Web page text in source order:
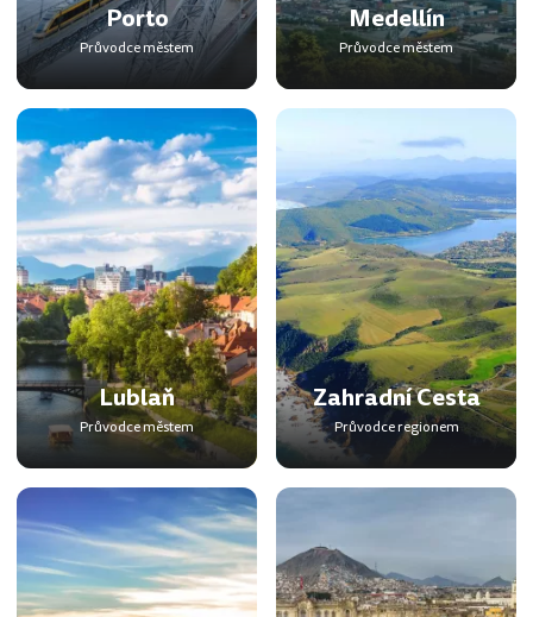
Porto
Průvodce městem
Medellín
Průvodce městem
Lublaň
Průvodce městem
Zahradní Cesta
Průvodce regionem